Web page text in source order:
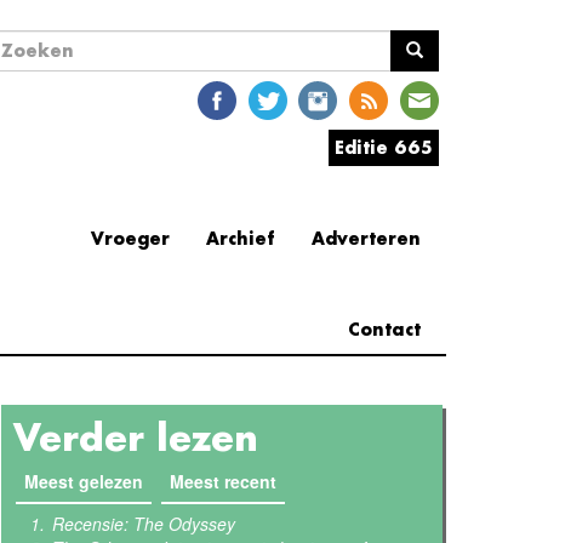
Zoekveld
Editie 665
Adverteren
Archief
Vroeger
Contact
Verder lezen
Meest gelezen (actieve tabblad)
Meest recent
Recensie: The Odyssey